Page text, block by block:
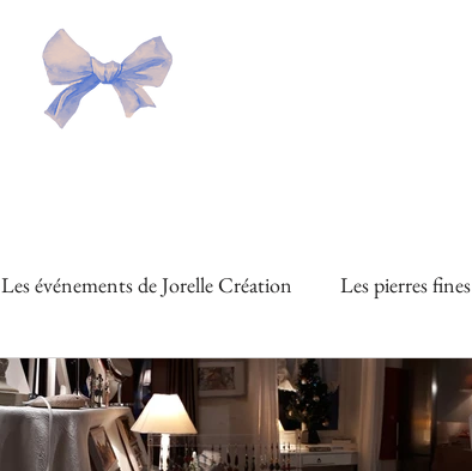
Les événements de Jorelle Création Les pierres fines